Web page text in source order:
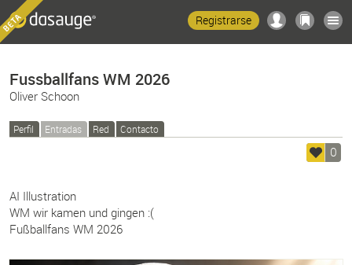
Registrarse
Fussballfans WM 2026
Oliver Schoon
Perfil Entradas Red Contacto
0
AI Illustration
WM wir kamen und gingen :(
Fußballfans WM 2026